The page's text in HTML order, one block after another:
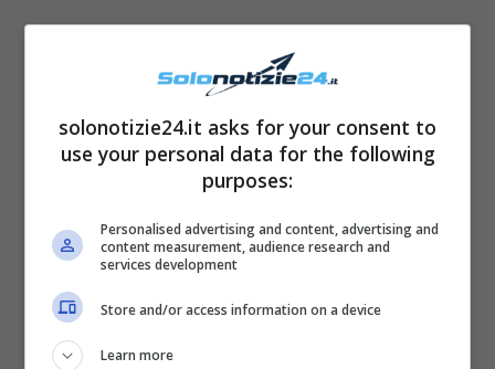
L’ex del Grande Fratello Vip, dunque, aveva
subito accettato l’invito da parte del
giornalista pronto a raccontarsi a cuore
aperto così come ha sempre fatto fin dopo la
sua esperienza televisiva nel reality show,
soddisfacendo anche la voglia dei fan di
sentir parlare Paolo Ciavarro della sua storia
solonotizie24.it asks for your consent to
use your personal data for the following
purposes:
Personalised advertising and content, advertising and
content measurement, audience research and
services development
Store and/or access information on a device
Learn more